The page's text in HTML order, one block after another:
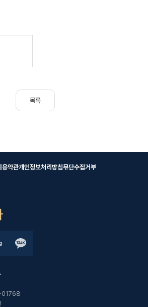
목록
용약관개인정보처리방침무단수집거부